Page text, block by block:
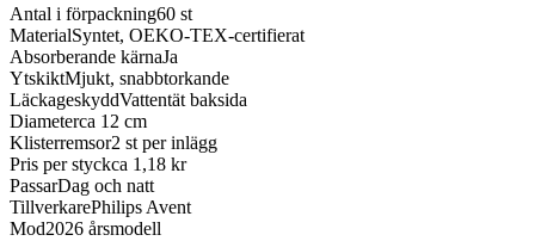
Antal i förpackning60 st
MaterialSyntet, OEKO-TEX-certifierat
Absorberande kärnaJa
YtskiktMjukt, snabbtorkande
LäckageskyddVattentät baksida
Diameterca 12 cm
Klisterremsor2 st per inlägg
Pris per styckca 1,18 kr
PassarDag och natt
TillverkarePhilips Avent
Mod2026 årsmodell